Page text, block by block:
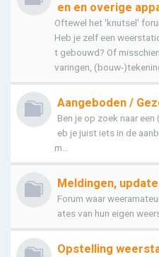
en en overige
Oftewel het 'knutsel'
Heb je zelf een
t gebouwd? Of
varingen, (bouw-
Aangeboden /
Ben je op zoek naar
eb je juist iets in de
m...
Meldingen,
Forum waar
ates van hun eigen
Opstelling